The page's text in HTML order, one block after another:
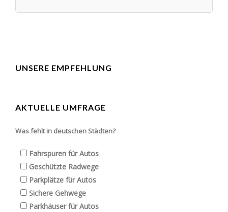
UNSERE EMPFEHLUNG
AKTUELLE UMFRAGE
Was fehlt in deutschen Städten?
Fahrspuren für Autos
Geschützte Radwege
Parkplätze für Autos
Sichere Gehwege
Parkhäuser für Autos